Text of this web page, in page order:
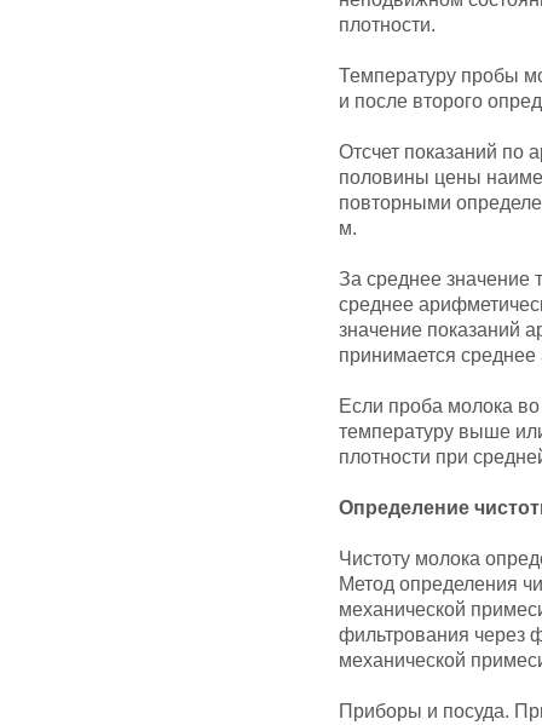
плотности.
Температуру пробы
и после второго
Отсчет показаний по
половины цены
повторными
м.
За среднее
среднее
значение показаний
принимается среднее
Если проба молока
температуру выше
плотности при
Определение
Чистоту молока
Метод определения
механической
фильтрования через
механической
Приборы и посуда.